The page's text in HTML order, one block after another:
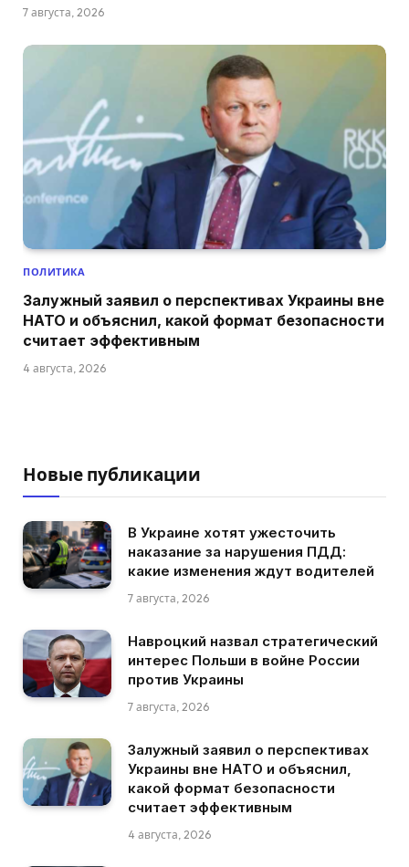
7 августа, 2026
ПОЛИТИКА
Залужный заявил о перспективах Украины вне
НАТО и объяснил, какой формат безопасности
считает эффективным
4 августа, 2026
Новые публикации
В Украине хотят ужесточить
наказание за нарушения ПДД:
какие изменения ждут водителей
7 августа, 2026
Навроцкий назвал стратегический
интерес Польши в войне России
против Украины
7 августа, 2026
Залужный заявил о перспективах
Украины вне НАТО и объяснил,
какой формат безопасности
считает эффективным
4 августа, 2026